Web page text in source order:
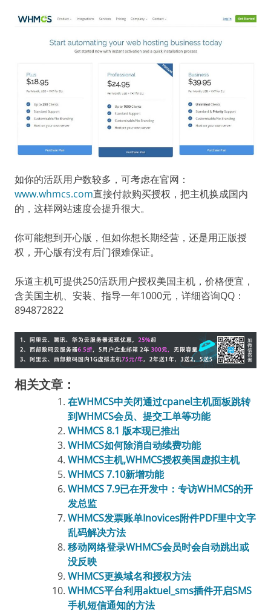
如你的活跃用户数较多，可考虑在官网：
www.whmcs.com直接付款购买授权，把主机换成国内
的，这样网站速度会提升很大。
你可能想到开心版，但如你想长期经营，还是用正版授
权，开心版有没有后门很难保证。
乐道主机可提供250活跃用户授权美国主机，价格便宜，
含美国主机、安装、指导一年1000元，详细咨询QQ：
894872822
相关文章：
在WHMCS中关闭通过cpanel主机面板跳转
到WHMCS会员、提交工单等功能
WHMCS 8.1 版本现已推出
WHMCS如何除消自动续费功能
WHMCS主机,WHMCS授权美国虚拟主机
WHMCS 7.10新增功能
WHMCS 7.9已在开发中：专访WHMCS的开
发总监
WHMCS发票账单Inovices附件PDF里中文字
乱码解决方法
移动网络登录WHMCS会员时会自动跳出或
没反映
WHMCS更换域名和授权方法
WHMCS平台利用aktuel_sms插件开启SMS
手机短信通知的方法